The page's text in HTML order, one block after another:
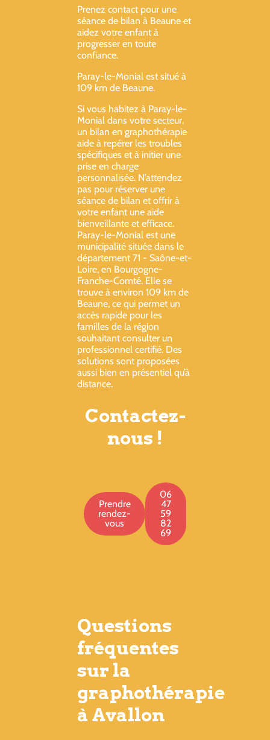
Prenez contact pour une
séance de bilan à Beaune et
aidez votre enfant à
progresser en toute
confiance.
Paray-le-Monial est situé à
109 km de Beaune.
Si vous habitez à Paray-le-
Monial dans votre secteur,
un bilan en graphothérapie
aide à repérer les troubles
spécifiques et à initier une
prise en charge
personnalisée. N’attendez
pas pour réserver une
séance de bilan et offrir à
votre enfant une aide
bienveillante et efficace.
Paray-le-Monial est une
municipalité située dans le
département 71 - Saône-et-
Loire, en Bourgogne-
Franche-Comté. Elle se
trouve à environ 109 km de
Beaune, ce qui permet un
accès rapide pour les
familles de la région
souhaitant consulter un
professionnel certifié. Des
solutions sont proposées
aussi bien en présentiel qu’à
distance.
Contactez-
nous !
Prendre
rendez-
vous
06
47
59
82
69
Questions
fréquentes
sur la
graphothérapie
à Avallon